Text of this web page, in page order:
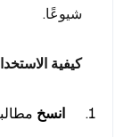
شيوعًا.
كيفية
انسخ